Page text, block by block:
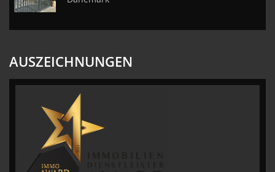
AUSZEICHNUNGEN